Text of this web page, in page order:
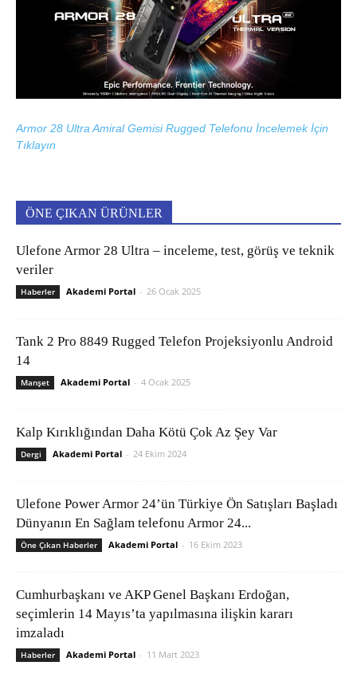
Armor 28 Ultra Amiral Gemisi Rugged Telefonu İncelemek İçin
Tıklayın
ÖNE ÇIKAN ÜRÜNLER
Ulefone Armor 28 Ultra – inceleme, test, görüş ve teknik
veriler
Haberler Akademi Portal - 26 Ocak 2025
Tank 2 Pro 8849 Rugged Telefon Projeksiyonlu Android
14
Manşet Akademi Portal - 4 Ocak 2025
Kalp Kırıklığından Daha Kötü Çok Az Şey Var
Dergi Akademi Portal - 24 Ekim 2024
Ulefone Power Armor 24’ün Türkiye Ön Satışları Başladı
Dünyanın En Sağlam telefonu Armor 24...
Öne Çıkan Haberler Akademi Portal - 16 Ekim 2023
Cumhurbaşkanı ve AKP Genel Başkanı Erdoğan,
seçimlerin 14 Mayıs’ta yapılmasına ilişkin kararı
imzaladı
Haberler Akademi Portal - 11 Mart 2023